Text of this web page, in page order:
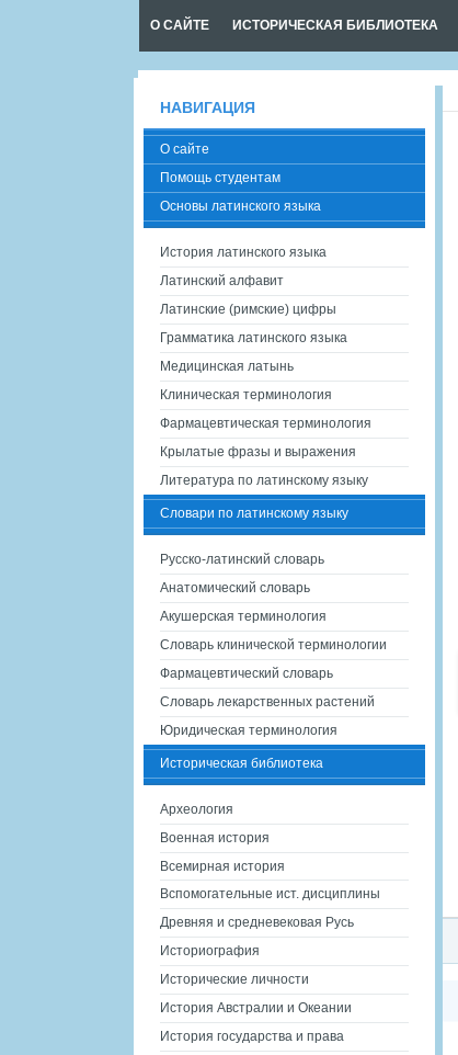
О САЙТЕ ИСТОРИЧЕСКАЯ БИБЛИОТЕКА
НАВИГАЦИЯ
О сайте
Помощь студентам
Основы латинского языка
История латинского языка
Латинский алфавит
Латинские (римские) цифры
Грамматика латинского языка
Медицинская латынь
Клиническая терминология
Фармацевтическая терминология
Крылатые фразы и выражения
Литература по латинскому языку
Словари по латинскому языку
Русско-латинский словарь
Анатомический словарь
Акушерская терминология
Словарь клинической терминологии
Фармацевтический словарь
Словарь лекарственных растений
Юридическая терминология
Историческая библиотека
Археология
Военная история
Всемирная история
Вспомогательные ист. дисциплины
Древняя и средневековая Русь
Историография
Исторические личности
История Австралии и Океании
История государства и права